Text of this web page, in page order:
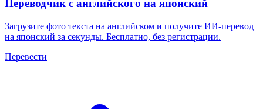
Переводчик с английского на японский
Загрузите фото текста на английском и получите ИИ-перевод
на японский за секунды. Бесплатно, без регистрации.
Перевести